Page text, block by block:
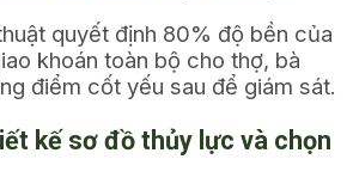
quyết định 80% độ bền của
khoán toàn bộ cho thợ, bà
điểm cốt yếu sau để giám sát.
kế sơ đồ thủy lực và chọn